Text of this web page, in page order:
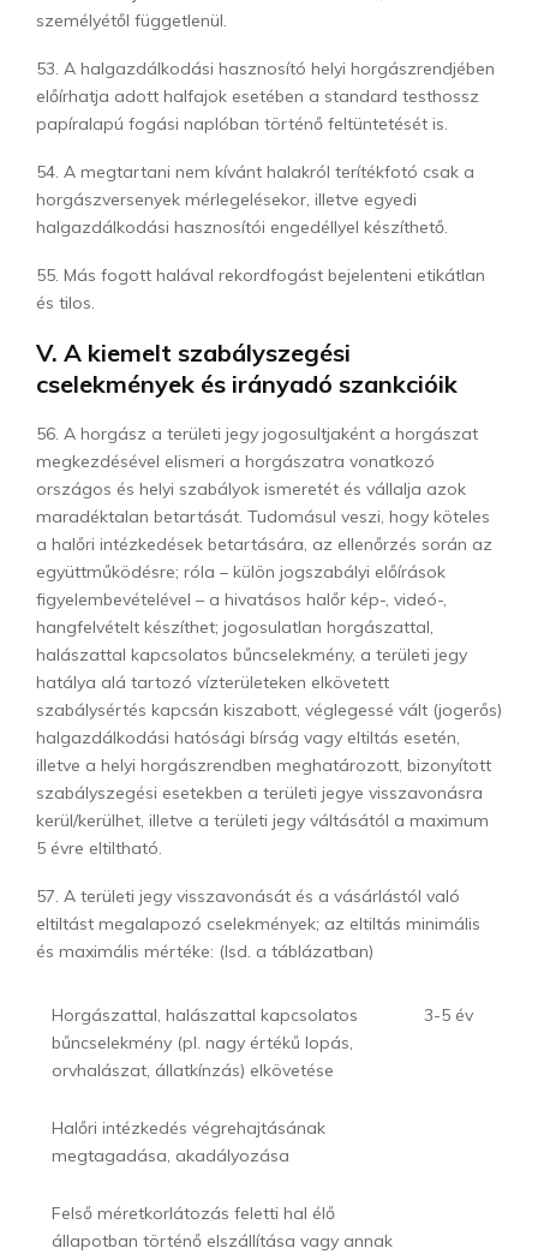
személyétől függetlenül.
53. A halgazdálkodási hasznosító helyi horgászrendjében
előírhatja adott halfajok esetében a standard testhossz
papíralapú fogási naplóban történő feltüntetését is.
54. A megtartani nem kívánt halakról terítékfotó csak a
horgászversenyek mérlegelésekor, illetve egyedi
halgazdálkodási hasznosítói engedéllyel készíthető.
55. Más fogott halával rekordfogást bejelenteni etikátlan
és tilos.
V. A kiemelt szabályszegési
cselekmények és irányadó szankcióik
56. A horgász a területi jegy jogosultjaként a horgászat
megkezdésével elismeri a horgászatra vonatkozó
országos és helyi szabályok ismeretét és vállalja azok
maradéktalan betartását. Tudomásul veszi, hogy köteles
a halőri intézkedések betartására, az ellenőrzés során az
együttműködésre; róla – külön jogszabályi előírások
figyelembevételével – a hivatásos halőr kép-, videó-,
hangfelvételt készíthet; jogosulatlan horgászattal,
halászattal kapcsolatos bűncselekmény, a területi jegy
hatálya alá tartozó vízterületeken elkövetett
szabálysértés kapcsán kiszabott, véglegessé vált (jogerős)
halgazdálkodási hatósági bírság vagy eltiltás esetén,
illetve a helyi horgászrendben meghatározott, bizonyított
szabályszegési esetekben a területi jegye visszavonásra
kerül/kerülhet, illetve a területi jegy váltásától a maximum
5 évre eltiltható.
57. A területi jegy visszavonását és a vásárlástól való
eltiltást megalapozó cselekmények; az eltiltás minimális
és maximális mértéke: (lsd. a táblázatban)
Horgászattal, halászattal kapcsolatos
bűncselekmény (pl. nagy értékű lopás,
orvhalászat, állatkínzás) elkövetése
3-5 év
Halőri intézkedés végrehajtásának
megtagadása, akadályozása
Felső méretkorlátozás feletti hal élő
állapotban történő elszállítása vagy annak